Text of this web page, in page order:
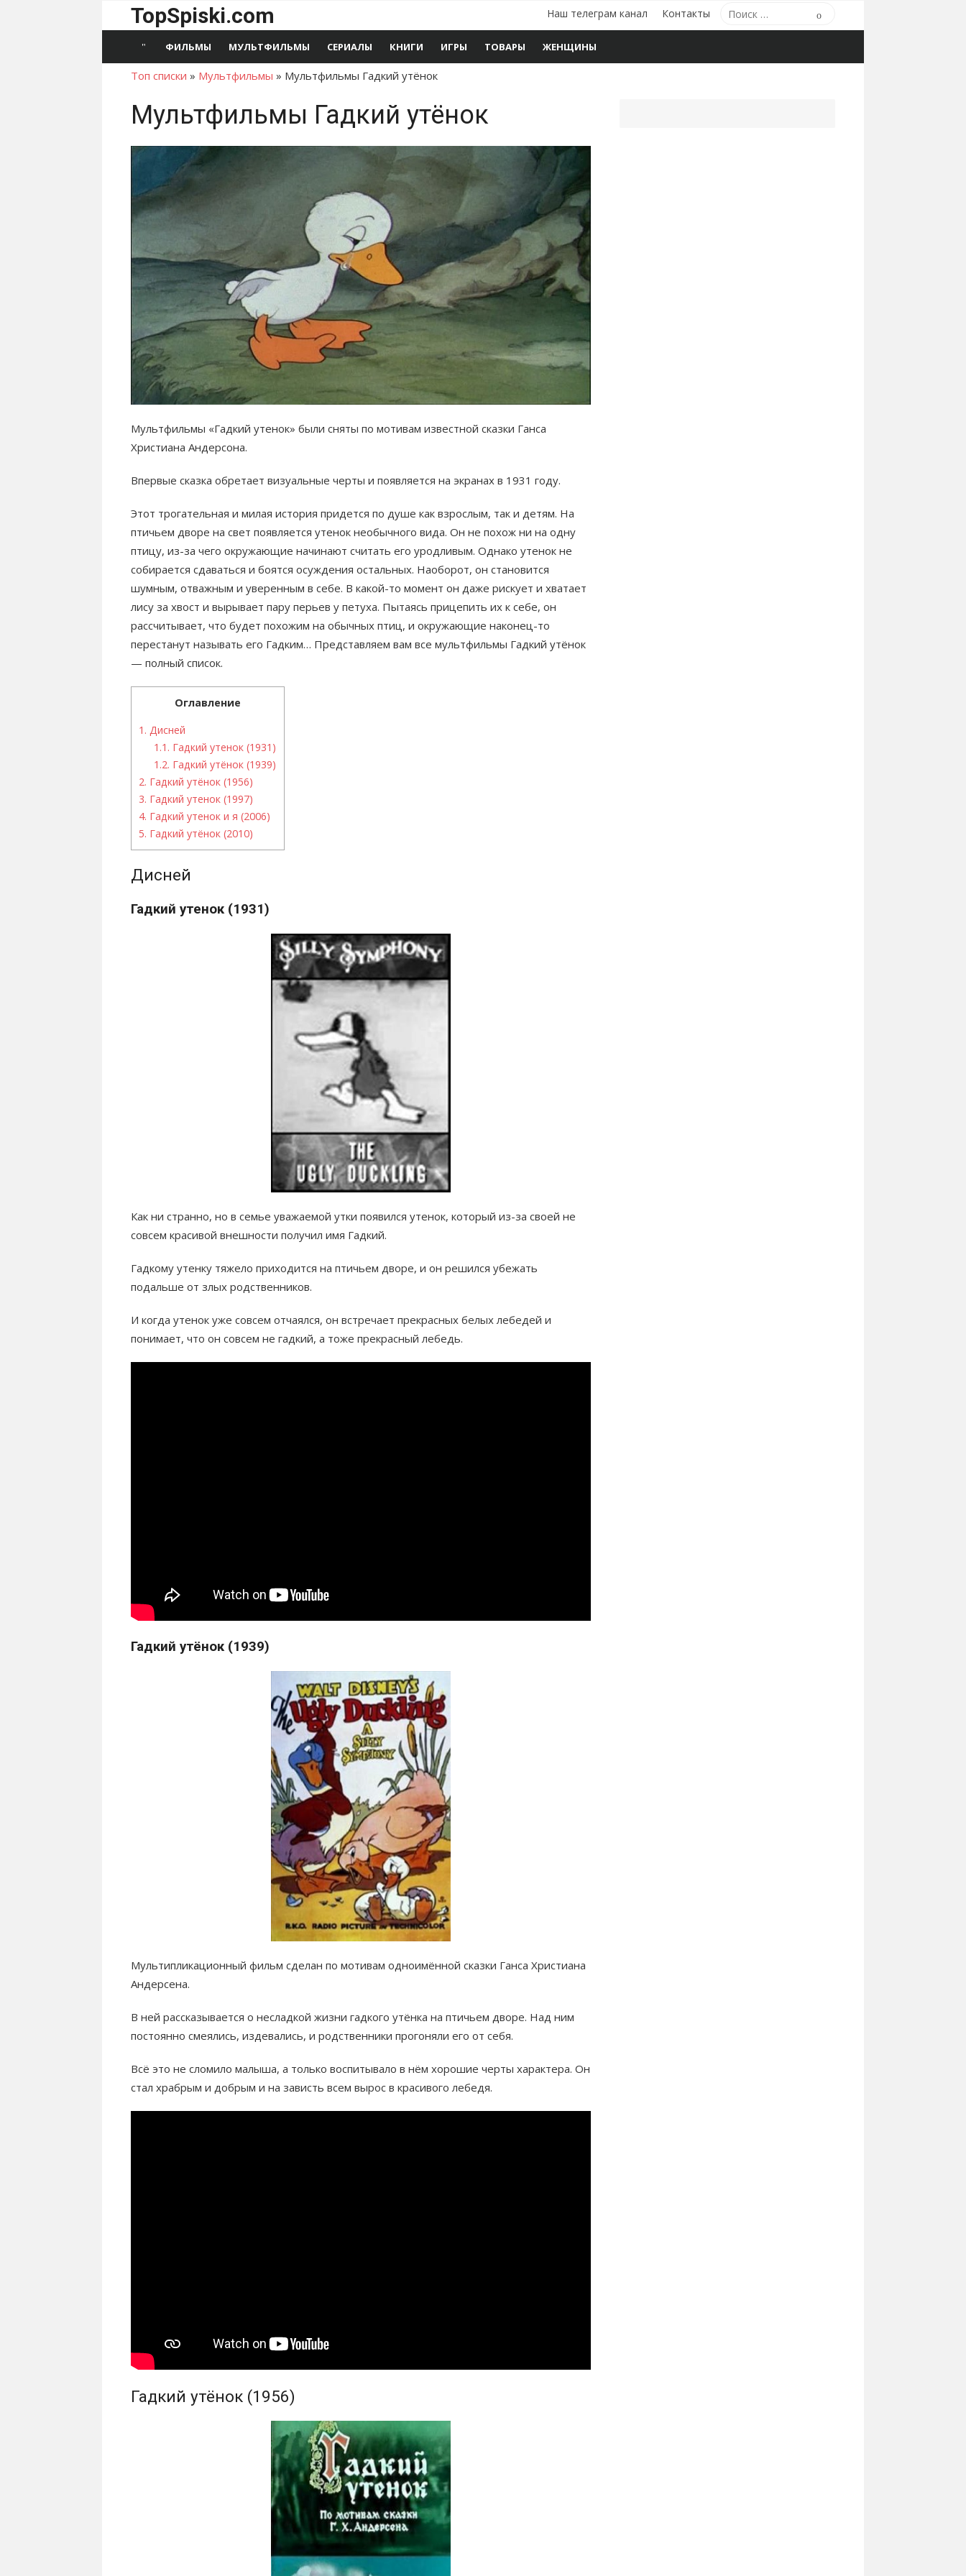
TopSpiski.com
Поиск
по:
Наш телеграм канал Контакты
ФИЛЬМЫ МУЛЬТФИЛЬМЫ СЕРИАЛЫ КНИГИ ИГРЫ ТОВАРЫ ЖЕНЩИНЫ
Топ списки » Мультфильмы » Мультфильмы Гадкий утёнок
Мультфильмы Гадкий утёнок
Мультфильмы «Гадкий утенок» были сняты по мотивам известной сказки Ганса
Христиана Андерсона.
Впервые сказка обретает визуальные черты и появляется на экранах в 1931 году.
Этот трогательная и милая история придется по душе как взрослым, так и детям. На
птичьем дворе на свет появляется утенок необычного вида. Он не похож ни на одну
птицу, из-за чего окружающие начинают считать его уродливым. Однако утенок не
собирается сдаваться и боятся осуждения остальных. Наоборот, он становится
шумным, отважным и уверенным в себе. В какой-то момент он даже рискует и хватает
лису за хвост и вырывает пару перьев у петуха. Пытаясь прицепить их к себе, он
рассчитывает, что будет похожим на обычных птиц, и окружающие наконец-то
перестанут называть его Гадким… Представляем вам все мультфильмы Гадкий утёнок
— полный список.
Оглавление
1. Дисней
1.1. Гадкий утенок (1931)
1.2. Гадкий утёнок (1939)
2. Гадкий утёнок (1956)
3. Гадкий утенок (1997)
4. Гадкий утенок и я (2006)
5. Гадкий утёнок (2010)
Дисней
Гадкий утенок (1931)
Как ни странно, но в семье уважаемой утки появился утенок, который из-за своей не
совсем красивой внешности получил имя Гадкий.
Гадкому утенку тяжело приходится на птичьем дворе, и он решился убежать
подальше от злых родственников.
И когда утенок уже совсем отчаялся, он встречает прекрасных белых лебедей и
понимает, что он совсем не гадкий, а тоже прекрасный лебедь.
Гадкий утёнок (1939)
Мультипликационный фильм сделан по мотивам одноимённой сказки Ганса Христиана
Андерсена.
В ней рассказывается о несладкой жизни гадкого утёнка на птичьем дворе. Над ним
постоянно смеялись, издевались, и родственники прогоняли его от себя.
Всё это не сломило малыша, а только воспитывало в нём хорошие черты характера. Он
стал храбрым и добрым и на зависть всем вырос в красивого лебедя.
Гадкий утёнок (1956)